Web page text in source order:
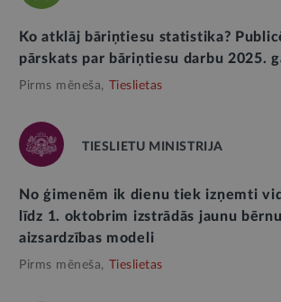
Ko atklāj bāriņtiesu statistika?
pārskats par bāriņtiesu darbu 2025.
Pirms mēneša, Tieslietas
TIESLIETU MINISTRIJA
No ģimenēm ik dienu tiek izņemti
līdz 1. oktobrim izstrādās jaunu
aizsardzības modeli
Pirms mēneša, Tieslietas